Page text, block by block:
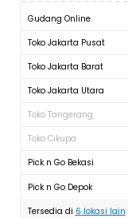
Gudang Online
Toko Jakarta Pusat
Toko Jakarta Barat
Toko Jakarta Utara
Toko Tangerang
Toko Cikupa
Pick n Go Bekasi
Pick n Go Depok
Tersedia di 6 lokasi lain